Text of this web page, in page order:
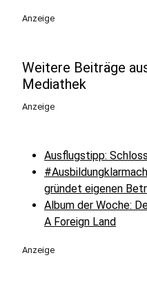
Anzeige
Weitere Beiträge
Mediathek
Anzeige
Ausflugstipp:
gründet eigenen
Album der Woche:
A Foreign Land
Anzeige